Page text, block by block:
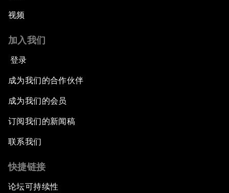
视频
加入我们
登录
成为我们的合作伙伴
成为我们的会员
订阅我们的新闻稿
联系我们
快捷链接
论坛可持续性